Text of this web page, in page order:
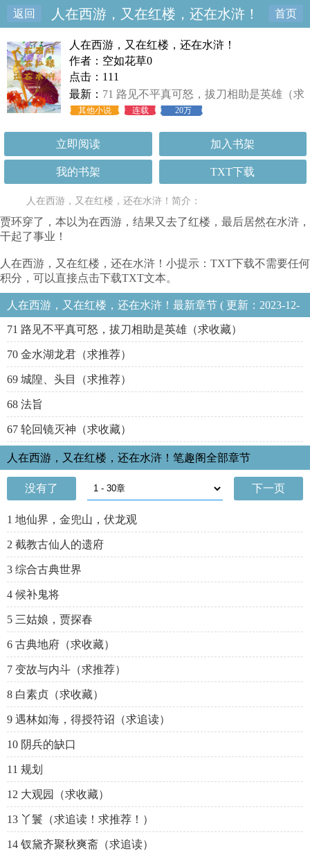
返回 人在西游，又在红楼，还在水浒！ 首页
人在西游，又在红楼，还在水浒！
作者：空如花草0
点击：111
最新： 71 路见不平真可怒，拔刀相助是英雄（求
收藏）
其他小说 连载 20万
立即阅读 加入书架
我的书架 TXT下载
人在西游，又在红楼，还在水浒！简介：
贾环穿了，本以为在西游，结果又去了红楼，最后居然在水浒，
干起了事业！
人在西游，又在红楼，还在水浒！小提示：TXT下载不需要任何
积分，可以直接点击下载TXT文本。
人在西游，又在红楼，还在水浒！最新章节 ( 更新：2023-12-
22 18:17:48 )
71 路见不平真可怒，拔刀相助是英雄（求收藏）
70 金水湖龙君（求推荐）
69 城隍、头目（求推荐）
68 法旨
67 轮回镜灭神（求收藏）
人在西游，又在红楼，还在水浒！笔趣阁全部章节
没有了 下一页
1 地仙界，金兜山，伏龙观
2 截教古仙人的遗府
3 综合古典世界
4 候补鬼将
5 三姑娘，贾探春
6 古典地府（求收藏）
7 变故与内斗（求推荐）
8 白素贞（求收藏）
9 遇林如海，得授符诏（求追读）
10 阴兵的缺口
11 规划
12 大观园（求收藏）
13 丫鬟（求追读！求推荐！）
14 钗黛齐聚秋爽斋（求追读）